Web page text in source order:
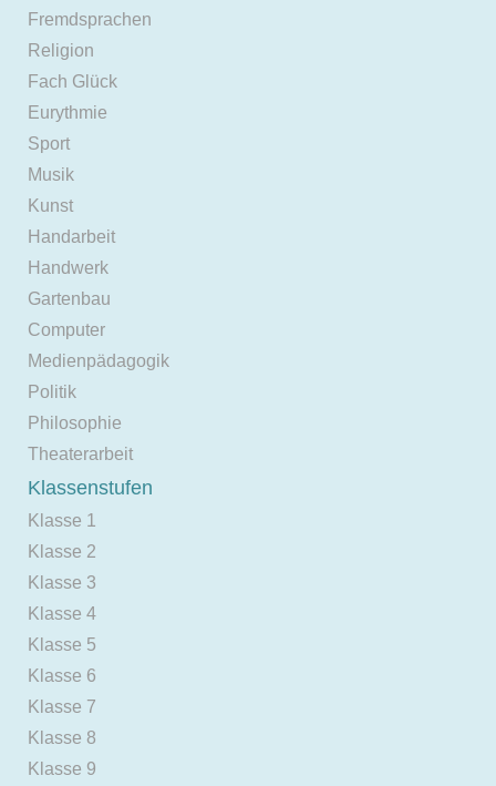
Fremdsprachen
Religion
Fach Glück
Eurythmie
Sport
Musik
Kunst
Handarbeit
Handwerk
Gartenbau
Computer
Medienpädagogik
Politik
Philosophie
Theaterarbeit
Klassenstufen
Klasse 1
Klasse 2
Klasse 3
Klasse 4
Klasse 5
Klasse 6
Klasse 7
Klasse 8
Klasse 9